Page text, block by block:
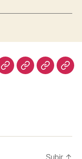
AtuaçãoArtigosNorte
Subir ↑